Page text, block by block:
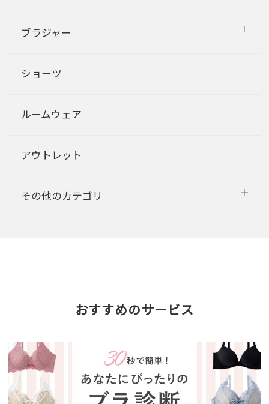
ブラジャー
ショーツ
ルームウェア
アウトレット
その他のカテゴリ
おすすめのサービス